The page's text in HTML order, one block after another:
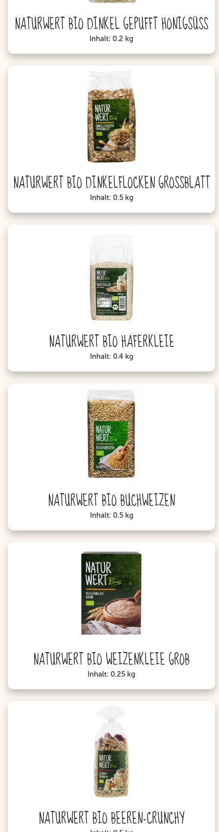
NATURWERT BIO DINKEL GEPUFFT HONIGSÜSS
Inhalt: 0.2 kg
NATURWERT BIO DINKELFLOCKEN GROSSBLATT
Inhalt: 0.5 kg
NATURWERT BIO HAFERKLEIE
Inhalt: 0.4 kg
NATURWERT BIO BUCHWEIZEN
Inhalt: 0.5 kg
NATURWERT BIO WEIZENKLEIE GROB
Inhalt: 0.25 kg
NATURWERT BIO BEEREN-CRUNCHY